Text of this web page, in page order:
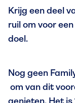
Krijg een deel
ruil om voor
doel.
Nog geen
om van dit
genieten. Het